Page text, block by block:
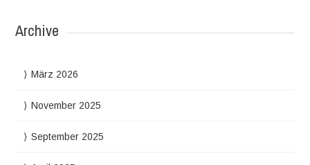
Archive
März 2026
November 2025
September 2025